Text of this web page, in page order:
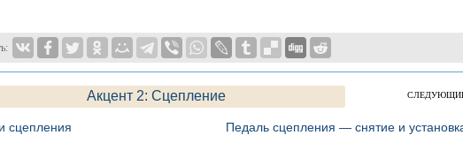
Акцент 2: Сцепление
сцепления Педаль сцепления — снятие и